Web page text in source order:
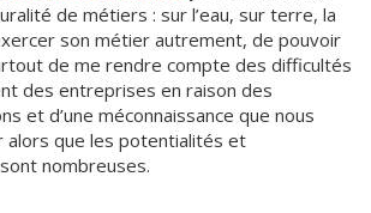
de métiers : sur l’eau, sur terre, la
son métier autrement, de pouvoir
de me rendre compte des difficultés
des entreprises en raison des
et d’une méconnaissance que nous
alors que les potentialités et
nombreuses.